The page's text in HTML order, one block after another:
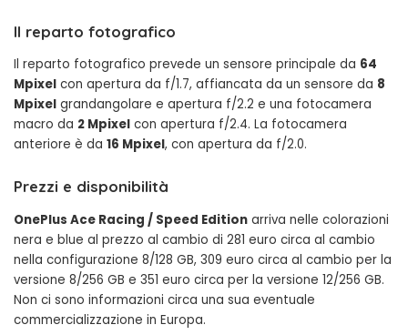
Il reparto fotografico
Il reparto fotografico prevede un sensore principale da 64
Mpixel con apertura da f/1.7, affiancata da un sensore da 8
Mpixel grandangolare e apertura f/2.2 e una fotocamera
macro da 2 Mpixel con apertura f/2.4. La fotocamera
anteriore è da 16 Mpixel, con apertura da f/2.0.
Prezzi e disponibilità
OnePlus Ace Racing / Speed Edition arriva nelle colorazioni
nera e blue al prezzo al cambio di 281 euro circa al cambio
nella configurazione 8/128 GB, 309 euro circa al cambio per la
versione 8/256 GB e 351 euro circa per la versione 12/256 GB.
Non ci sono informazioni circa una sua eventuale
commercializzazione in Europa.